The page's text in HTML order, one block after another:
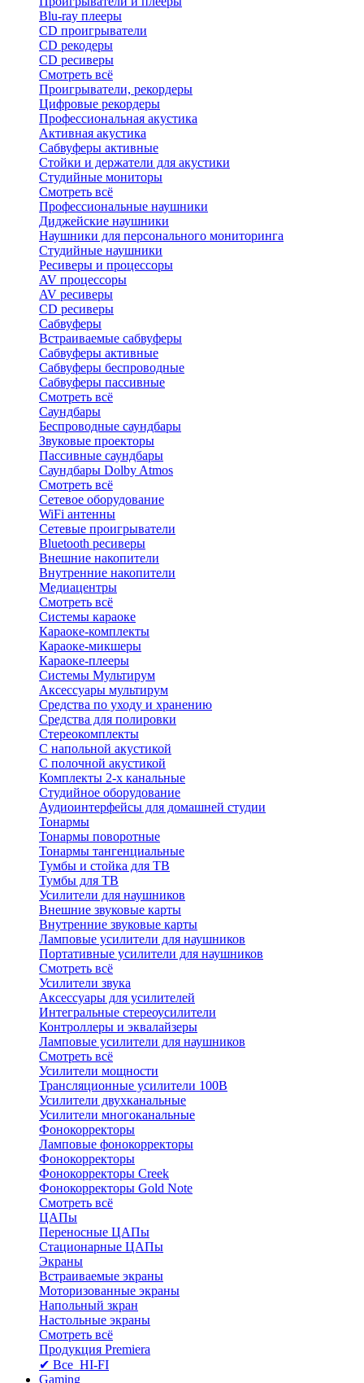
Blu-ray плееры
CD проигрыватели
CD рекодеры
CD ресиверы
Смотреть всё
Проигрыватели, рекордеры
Цифровые рекордеры
Профессиональная акустика
Активная акустика
Сабвуферы активные
Стойки и держатели для акустики
Студийные мониторы
Смотреть всё
Профессиональные наушники
Диджейские наушники
Наушники для персонального мониторинга
Студийные наушники
Ресиверы и процессоры
AV процессоры
AV ресиверы
CD ресиверы
Сабвуферы
Встраиваемые сабвуферы
Сабвуферы активные
Сабвуферы беспроводные
Сабвуферы пассивные
Смотреть всё
Саундбары
Беспроводные саундбары
Звуковые проекторы
Пассивные саундбары
Саундбары Dolby Atmos
Смотреть всё
Сетевое оборудование
WiFi антенны
Сетевые проигрыватели
Bluetooth ресиверы
Внешние накопители
Внутренние накопители
Медиацентры
Смотреть всё
Системы караоке
Караоке-комплекты
Караоке-микшеры
Караоке-плееры
Системы Мультирум
Аксессуары мультирум
Средства по уходу и хранению
Средства для полировки
Стереокомплекты
C напольной акустикой
C полочной акустикой
Комплекты 2-х канальные
Студийное оборудование
Аудиоинтерфейсы для домашней студии
Тонармы
Тонармы поворотные
Тонармы тангенциальные
Тумбы и стойка для ТВ
Тумбы для ТВ
Усилители для наушников
Внешние звуковые карты
Внутренние звуковые карты
Ламповые усилители для наушников
Портативные усилители для наушников
Смотреть всё
Усилители звука
Аксессуары для усилителей
Интегральные стереоусилители
Контроллеры и эквалайзеры
Ламповые усилители для наушников
Смотреть всё
Усилители мощности
Трансляционные усилители 100В
Усилители двухканальные
Усилители многоканальные
Фонокорректоры
Ламповые фонокорректоры
Фонокорректоры
Фонокорректоры Creek
Фонокорректоры Gold Note
Смотреть всё
ЦАПы
Переносные ЦАПы
Стационарные ЦАПы
Экраны
Встраиваемые экраны
Моторизованные экраны
Напольный зкран
Настольные экраны
Смотреть всё
Продукция Premiera
✔ Все HI-FI
Gaming